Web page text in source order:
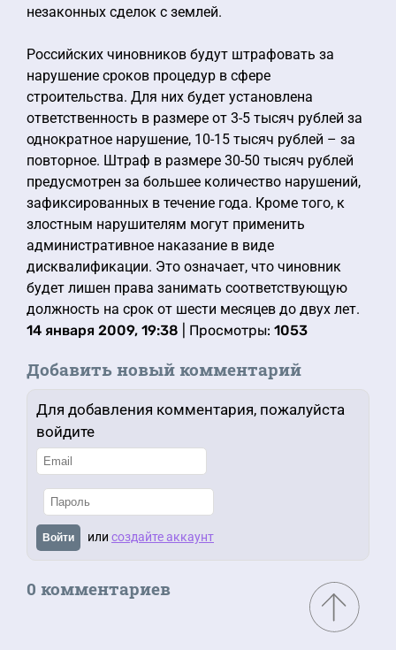
незаконных сделок с землей.
Российских чиновников будут штрафовать за
нарушение сроков процедур в сфере
строительства. Для них будет установлена
ответственность в размере от 3-5 тысяч рублей за
однократное нарушение, 10-15 тысяч рублей – за
повторное. Штраф в размере 30-50 тысяч рублей
предусмотрен за большее количество нарушений,
зафиксированных в течение года. Кроме того, к
злостным нарушителям могут применить
административное наказание в виде
дисквалификации. Это означает, что чиновник
будет лишен права занимать соответствующую
должность на срок от шести месяцев до двух лет.
14 января 2009, 19:38 | Просмотры: 1053
Добавить новый комментарий
Для добавления комментария, пожалуйста
войдите
Войти или создайте аккаунт
0 комментариев